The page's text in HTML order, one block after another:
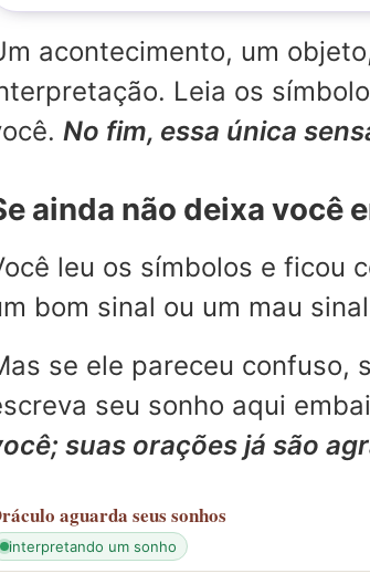
acontecimento, um
Leia os
No fim, essa única
ainda não deixa você
leu os símbolos e ficou
bom sinal ou um mau
se ele pareceu confuso,
seu sonho aqui
suas orações já são
aguarda seus sonhos
interpretando um sonho